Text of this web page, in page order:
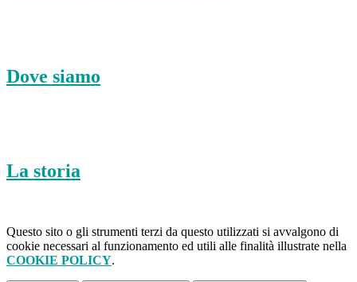
Dove siamo
La storia
Questo sito o gli strumenti terzi da questo utilizzati si avvalgono di
cookie necessari al funzionamento ed utili alle finalità illustrate nella
COOKIE POLICY.